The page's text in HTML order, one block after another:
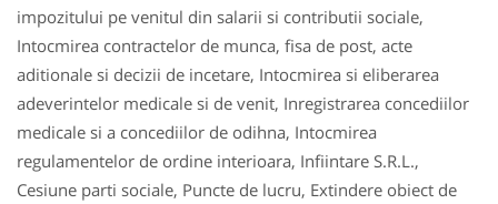
impozitului pe venitul din salarii si contributii sociale,
Intocmirea contractelor de munca, fisa de post, acte
aditionale si decizii de incetare, Intocmirea si eliberarea
adeverintelor medicale si de venit, Inregistrarea concediilor
medicale si a concediilor de odihna, Intocmirea
regulamentelor de ordine interioara, Infiintare S.R.L.,
Cesiune parti sociale, Puncte de lucru, Extindere obiect de